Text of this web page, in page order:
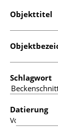
Objekttitel
Schlagwort
Datierung
Von: